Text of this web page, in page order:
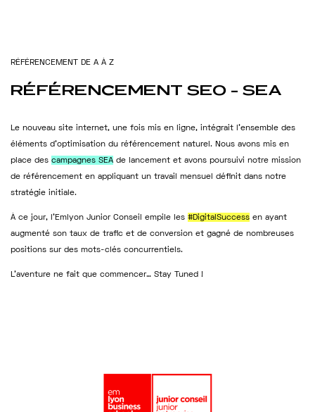
SEA
NOS SERVICES
RÉFÉRENCES
CONTACT
RÉFÉRENCEMEN DE A À Z
RÉFÉRENCEMENT SEO - SEA
Le nouveau site internet, une fois mis en ligne, intégrait l’ensemble des
éléments d’optimisation du référencement naturel. Nous avons mis en
place des campagnes SEA de lancement et avons poursuivi notre mission
de référencement en appliquant un travail mensuel définit dans notre
stratégie initiale.
À ce jour, l’Emlyon Junior Conseil empile les #DigitalSuccess en ayant
augmenté son taux de trafic et de conversion et gagné de nombreuses
positions sur des mots-clés concurrentiels.
L’aventure ne fait que commencer… Stay Tuned !